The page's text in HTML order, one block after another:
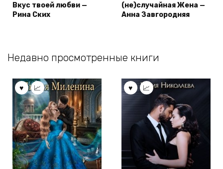
Вкус твоей любви —
Рина Ских
(не)случайная Жена —
Анна Завгородняя
Недавно просмотренные книги